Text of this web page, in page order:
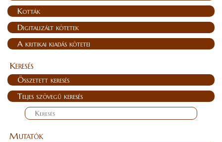
Kották
Digitalizált kötetek
A kritikai kiadás kötetei
Keresés
Összetett keresés
Teljes szövegű keresés
Mutatók